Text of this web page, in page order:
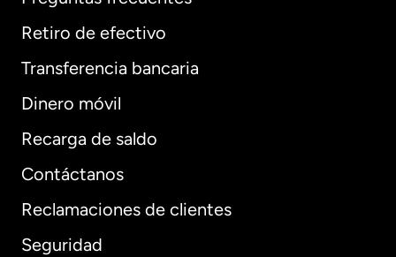
Retiro de efectivo
Transferencia bancaria
Dinero móvil
Recarga de saldo
Contáctanos
Reclamaciones de clientes
Seguridad